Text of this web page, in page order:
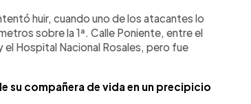
huir, cuando uno de los atacantes lo
sobre la 1ª. Calle Poniente, entre el
Hospital Nacional Rosales, pero fue
su compañera de vida en un precipicio